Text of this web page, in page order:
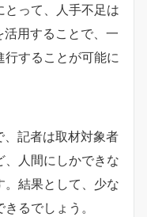
って、人手不足は
用することで、一
行することが可能に
記者は取材対象者
、人間にしかできな
。結果として、少な
るでしょう。